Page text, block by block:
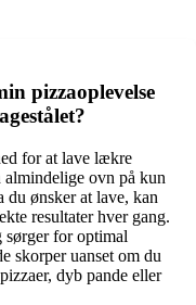
pizzaoplevelse
for at lave lækre
almindelige ovn på kun
du ønsker at lave, kan
resultater hver gang.
sørger for optimal
skorper uanset om du
dyb pande eller